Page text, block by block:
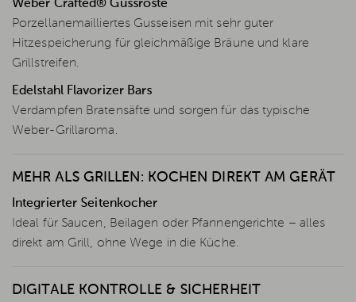
Weber Crafted® Gussroste
Porzellanemailliertes Gusseisen mit sehr guter
Hitzespeicherung für gleichmäßige Bräune und klare
Grillstreifen.
Edelstahl Flavorizer Bars
Verdampfen Bratensäfte und sorgen für das typische
Weber-Grillaroma.
MEHR ALS GRILLEN: KOCHEN DIREKT AM GERÄT
Integrierter Seitenkocher
Ideal für Saucen, Beilagen oder Pfannengerichte – alles
direkt am Grill, ohne Wege in die Küche.
DIGITALE KONTROLLE & SICHERHEIT